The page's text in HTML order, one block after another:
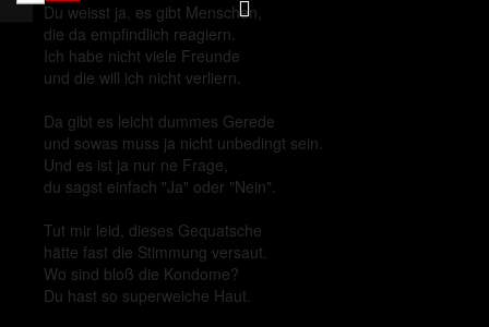
Du weisst ja, es gibt Menschen,
die da empfindlich reagiern.
Ich habe nicht viele Freunde
und die will ich nicht verliern.
Da gibt es leicht dummes Gerede
und sowas muss ja nicht unbedingt sein.
Und es ist ja nur ne Frage,
du sagst einfach "Ja" oder "Nein".
Tut mir leid, dieses Gequatsche
hätte fast die Stimmung versaut.
Wo sind bloß die Kondome?
Du hast so superweiche Haut.